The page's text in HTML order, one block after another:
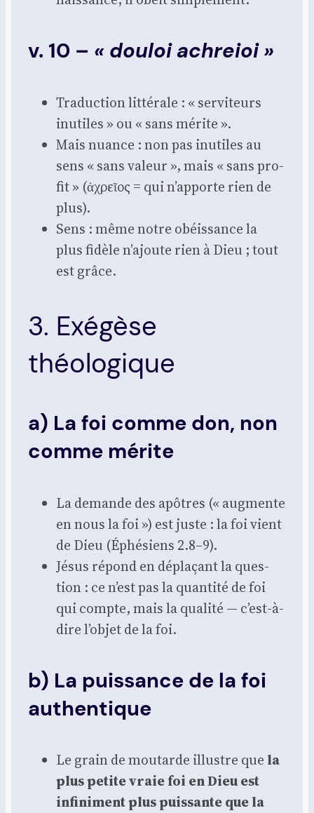
v. 10 – « douloi achreioi »
Tra­duc­tion lit­té­rale : « ser­vi­teurs
inutiles » ou « sans mérite ».
Mais nuance : non pas inutiles au
sens « sans valeur », mais « sans pro­
fit » (ἀχρεῖος = qui n’apporte rien de
plus).
Sens : même notre obéis­sance la
plus fidèle n’ajoute rien à Dieu ; tout
est grâce.
3. Exégèse
théologique
a) La foi comme don, non
comme mérite
La demande des apôtres (« aug­mente
en nous la foi ») est juste : la foi vient
de Dieu (Éphé­siens 2.8–9).
Jésus répond en dépla­çant la ques­
tion : ce n’est pas la quan­ti­té de foi
qui compte, mais la qua­li­té — c’est-à-
dire l’objet de la foi.
b) La puissance de la foi
authentique
Le grain de mou­tarde illustre que la
plus petite vraie foi en Dieu est
infi­ni­ment plus puis­sante que la